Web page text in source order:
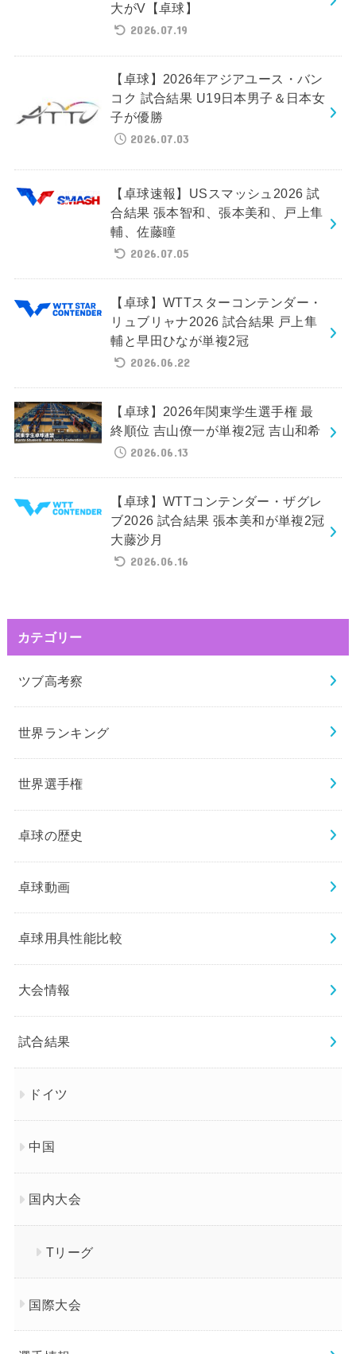
大がV【卓球】
2026.07.19
【卓球】2026年アジアユース・バン
コク 試合結果 U19日本男子＆日本女
子が優勝
2026.07.03
【卓球速報】USスマッシュ2026 試
合結果 張本智和、張本美和、戸上隼
輔、佐藤瞳
2026.07.05
【卓球】WTTスターコンテンダー・
リュブリャナ2026 試合結果 戸上隼
輔と早田ひなが単複2冠
2026.06.22
【卓球】2026年関東学生選手権 最
終順位 吉山僚一が単複2冠 吉山和希
2026.06.13
【卓球】WTTコンテンダー・ザグレ
ブ2026 試合結果 張本美和が単複2冠
大藤沙月
2026.06.16
カテゴリー
ツブ高考察
世界ランキング
世界選手権
卓球の歴史
卓球動画
卓球用具性能比較
大会情報
試合結果
ドイツ
中国
国内大会
Tリーグ
国際大会